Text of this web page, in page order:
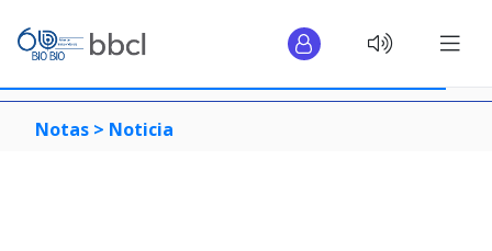
Notas > Noticia